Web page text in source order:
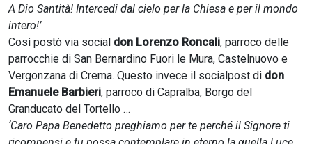
A Dio Santità! Intercedi dal cielo per la Chiesa e per il mondo
intero!’
Così postò via social don Lorenzo Roncali, parroco delle
parrocchie di San Bernardino Fuori le Mura, Castelnuovo e
Vergonzana di Crema. Questo invece il socialpost di don
Emanuele Barbieri, parroco di Capralba, Borgo del
Granducato del Tortello …
‘Caro Papa Benedetto preghiamo per te perché il Signore ti